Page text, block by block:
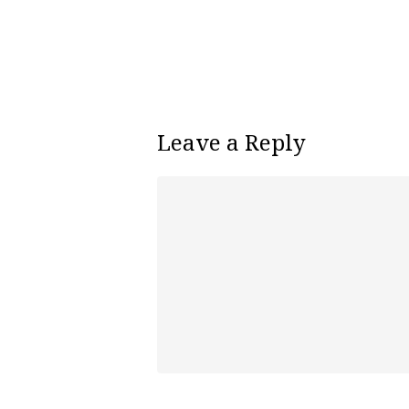
Leave a Reply